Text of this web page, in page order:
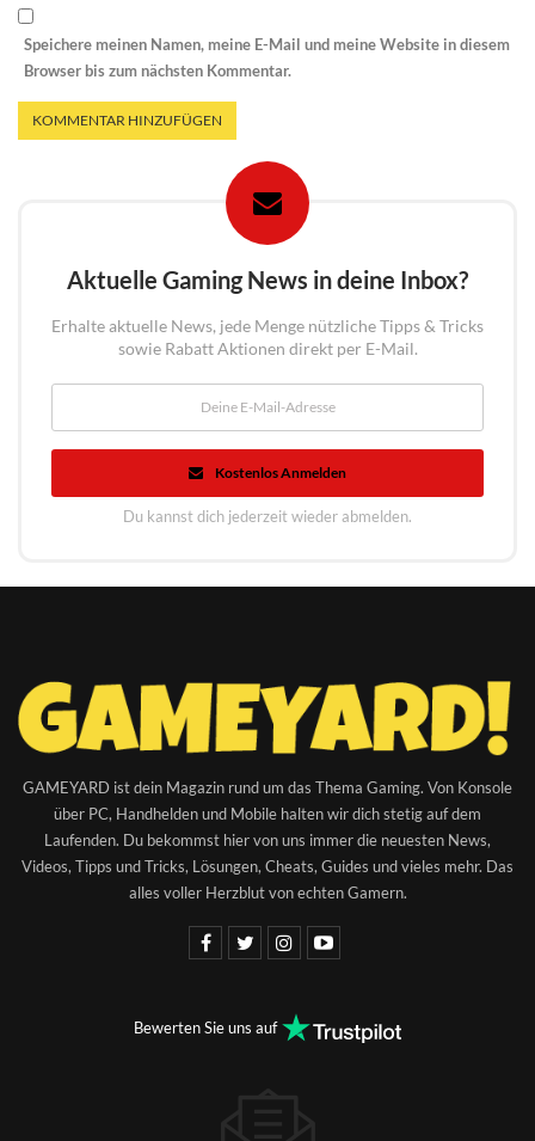
Speichere meinen Namen, meine E-Mail und meine Website in diesem
Browser bis zum nächsten Kommentar.
Aktuelle Gaming News in deine Inbox?
Erhalte aktuelle News, jede Menge nützliche Tipps & Tricks
sowie Rabatt Aktionen direkt per E-Mail.
Kostenlos Anmelden
Du kannst dich jederzeit wieder abmelden.
GAMEYARD ist dein Magazin rund um das Thema Gaming. Von Konsole
über PC, Handhelden und Mobile halten wir dich stetig auf dem
Laufenden. Du bekommst hier von uns immer die neuesten News,
Videos, Tipps und Tricks, Lösungen, Cheats, Guides und vieles mehr. Das
alles voller Herzblut von echten Gamern.
Bewerten Sie uns auf